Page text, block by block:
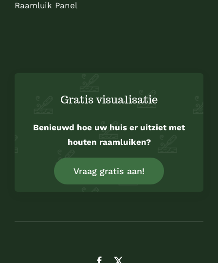
Raamluik Panel
Gratis visualisatie
Benieuwd hoe uw huis er uitziet met
houten raamluiken?
Vraag gratis aan!